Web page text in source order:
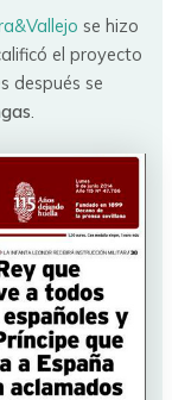
se hizo
el proyecto
después se
.